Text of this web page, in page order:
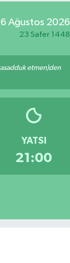
6 Ağustos 2026
23 Safer 1448
etmen)den
YATSI
21:00